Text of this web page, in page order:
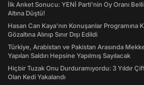
İlk Anket Sonucu: YENİ Parti'nin Oy Oranı
Altına Düştü!
Hasan Can Kaya’nın Konuşanlar Programına
Gözaltına Alınıp Sınır Dışı Edildi
Türkiye, Arabistan ve Pakistan Arasında
Yapılan Saldırı Hepsine Yapılmış Sayılacak
Hiçbir Tuzak Onu Durduramıyordu: 3 Yıldır
Olan Kedi Yakalandı